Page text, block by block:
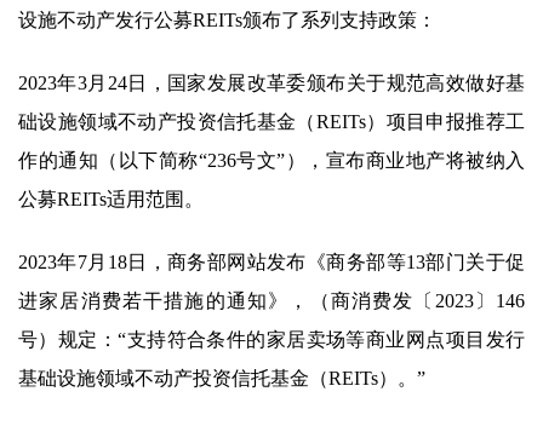
设施不动产发行公募REITs颁布了系列支持政策：
2023年3月24日，国家发展改革委颁布关于规范高效做好基
础设施领域不动产投资信托基金（REITs）项目申报推荐工
作的通知（以下简称“236号文”），宣布商业地产将被纳入
公募REITs适用范围。
2023年7月18日，商务部网站发布《商务部等13部门关于促
进家居消费若干措施的通知》，（商消费发〔2023〕146
号）规定：“支持符合条件的家居卖场等商业网点项目发行
基础设施领域不动产投资信托基金（REITs）。”